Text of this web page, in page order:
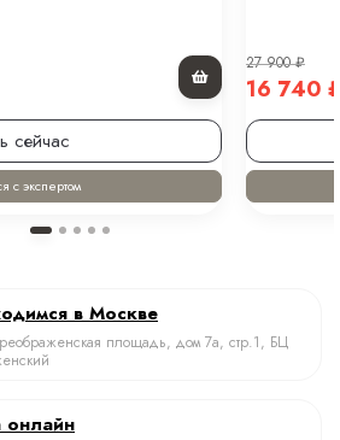
сейчас
с экспертом
27 900₽
16 740
в Москве
площадь, дом 7а, стр.1, БЦ
онлайн